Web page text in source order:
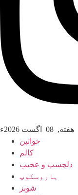
هفته, 08 اگست 2026ء
خواتین
کالم
دلچسپ و عجیب
ہاروسکوپ
شوبز